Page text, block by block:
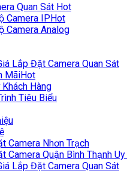
Quan Sát Hot
Camera IPHot
Camera Analog
Lắp Đặt Camera Quan Sát
MãiHot
Khách Hàng
Tiêu Biểu
Camera Nhơn Trạch
Camera Quận Bình Thạnh Uy
Lắp Đặt Camera Quan Sát